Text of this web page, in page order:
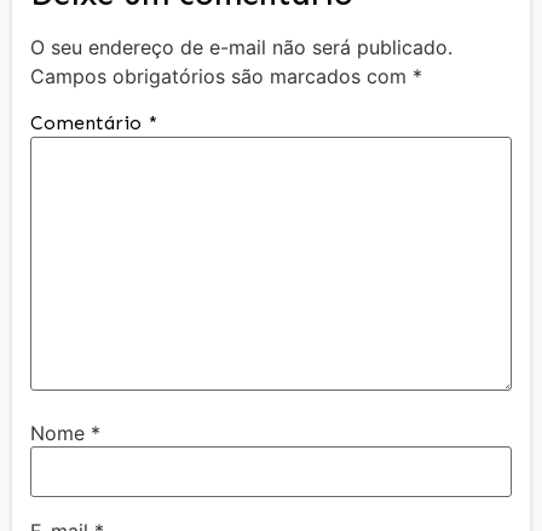
O seu endereço de e-mail não será publicado.
Campos obrigatórios são marcados com *
Comentário *
Nome *